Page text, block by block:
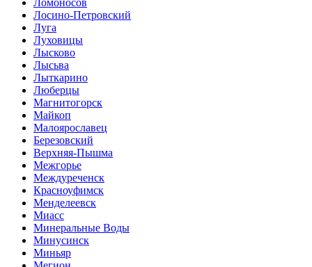
Лосино-Петровский
Луга
Луховицы
Лысково
Лысьва
Лыткарино
Люберцы
Магнитогорск
Майкоп
Малоярославец
Березовский
Верхняя-Пышма
Межгорье
Междуреченск
Красноуфимск
Менделеевск
Миасс
Минеральные Воды
Минусинск
Миньяр